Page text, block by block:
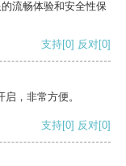
流畅体验和安全性保
支持[0] 反对[0]
，非常方便。
支持[0] 反对[0]